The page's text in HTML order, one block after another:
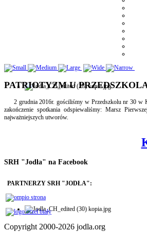
PATRIOTYZM U
2 grudnia 2016r. gościliśmy w Przedszkolu nr 30 w
zakończenie spotkania odspiewaliśmy: Marsz
najważniejszych utworów.
SRH "Jodła" na Facebook
PARTNERZY SRH "JODŁA":
Copyright 2000-2026 jodla.org